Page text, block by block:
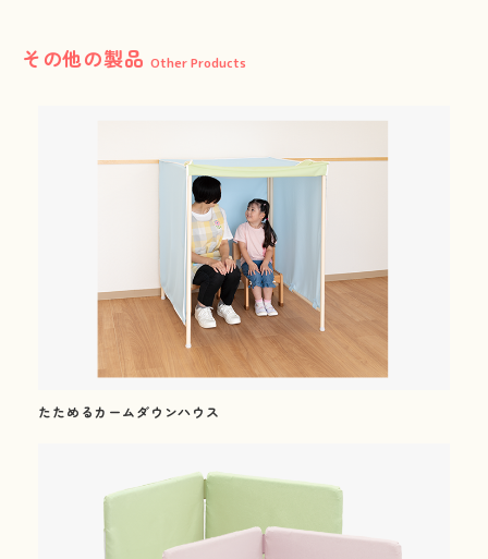
01 Our Concept
製品紹介
最新版
(幼保用・学童保育用)
その他の製品 Other Products
たためるカームダウンハウス